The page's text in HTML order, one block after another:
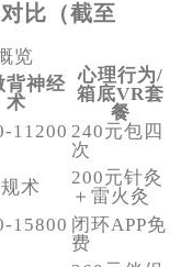
比（截至
览
背神经
术
心理行为/
箱底VR套
餐
11200 240元包四
次
术
200元针灸
＋雷火灸
15800 闭环APP免
费